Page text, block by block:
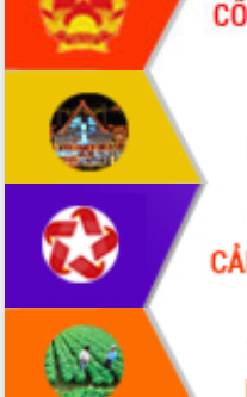
HĐND tỉnh thông qua điều chỉnh Quy
hoạch tỉnh thời kỳ 2021-2030
Hội thảo góp ý hồ sơ điều chỉnh quy
hoạch tỉnh Đắk Lắk thời kỳ 2021-2030,
tầm nhìn đến năm 2050
Nâng cao hiệu quả hoạt động của các
doanh nghiệp nhà nước
Hội nghị triển khai kết nối mạng
truyền số liệu chuyên dùng phục vụ cơ
quan Đảng, Nhà nước
Lễ phát động chuỗi hoạt động chung
tay làm sạch môi trường
Xã Ea Kar bước chuyển mình trong
công tác cải cách hành chính mô hình
mới